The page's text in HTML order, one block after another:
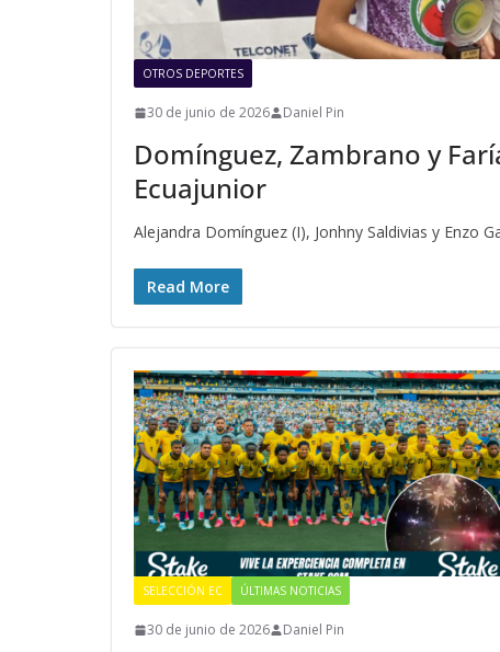
OTROS DEPORTES
30 de junio de 2026 Daniel Pin
Domínguez, Zambrano y
Ecuajunior
Alejandra Domínguez (I), Jonhny Saldivias y Enzo
Read More
SELECCIÓN EC ÚLTIMAS NOTICIAS
30 de junio de 2026 Daniel Pin